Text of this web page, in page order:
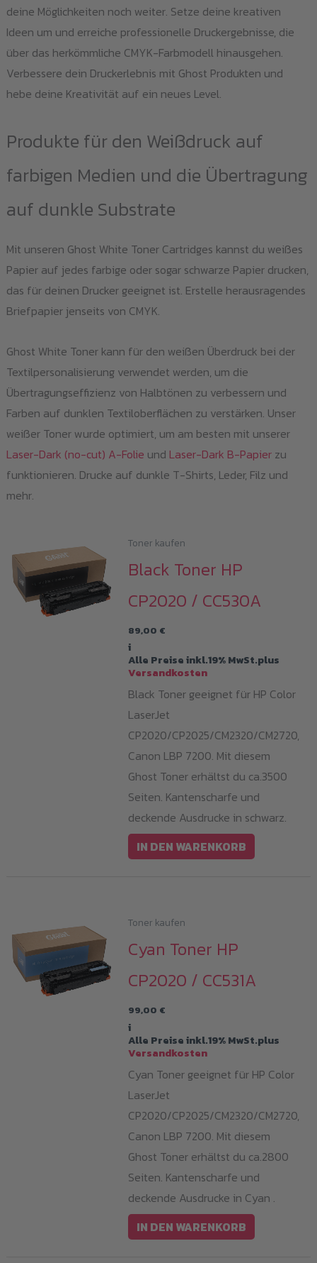
deine Möglichkeiten noch weiter. Setze deine kreativen
Ideen um und erreiche professionelle Druckergebnisse, die
über das herkömmliche CMYK-Farbmodell hinausgehen.
Verbessere dein Druckerlebnis mit Ghost Produkten und
hebe deine Kreativität auf ein neues Level.
Produkte für den Weißdruck auf
farbigen Medien und die Übertragung
auf dunkle Substrate
Mit unseren Ghost White Toner Cartridges kannst du weißes
Papier auf jedes farbige oder sogar schwarze Papier drucken,
das für deinen Drucker geeignet ist. Erstelle herausragendes
Briefpapier jenseits von CMYK.
Ghost White Toner kann für den weißen Überdruck bei der
Textilpersonalisierung verwendet werden, um die
Übertragungseffizienz von Halbtönen zu verbessern und
Farben auf dunklen Textiloberflächen zu verstärken. Unser
weißer Toner wurde optimiert, um am besten mit unserer
Laser-Dark (no-cut) A-Folie und Laser-Dark B-Papierzu
funktionieren. Drucke auf dunkle T-Shirts, Leder, Filz und
mehr.
Toner kaufen
Black Toner HP
CP2020 / CC530A
89,00 €
i
Alle Preise inkl.19% MwSt.plus
Versandkosten
Black Toner geeignet für HP Color
LaserJet
CP2020/CP2025/CM2320/CM2720,
Canon LBP 7200. Mit diesem
Ghost Toner erhältst du ca.3500
Seiten. Kantenscharfe und
deckende Ausdrucke in schwarz.
IN DEN WARENKORB
Toner kaufen
Cyan Toner HP
CP2020 / CC531A
99,00 €
i
Alle Preise inkl.19% MwSt.plus
Versandkosten
Cyan Toner geeignet für HP Color
LaserJet
CP2020/CP2025/CM2320/CM2720,
Canon LBP 7200. Mit diesem
Ghost Toner erhältst du ca.2800
Seiten. Kantenscharfe und
deckende Ausdrucke in Cyan .
IN DEN WARENKORB